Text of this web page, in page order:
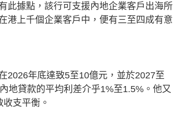
此據點，該行可支援內地企業客戶出海所
港上千個企業客戶中，便有三至四成有意
2026年底達致5至10億元，並於2027至
地貸款的平均利差介乎1%至1.5%。他又
支平衡。